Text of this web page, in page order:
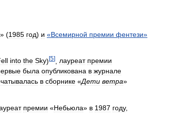
» (1985 год) и «Всемирной премии фентези»
into the Sky)[5] лауреат премии
была опубликована в журнале
в сборнике «Дети ветра»
премии «Небьюла» в 1987 году,